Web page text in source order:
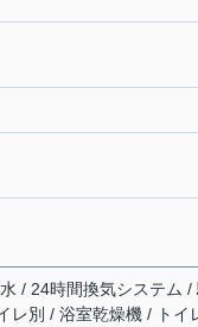
/ 24時間換気システム /
レ別 / 浴室乾燥機 / トイ